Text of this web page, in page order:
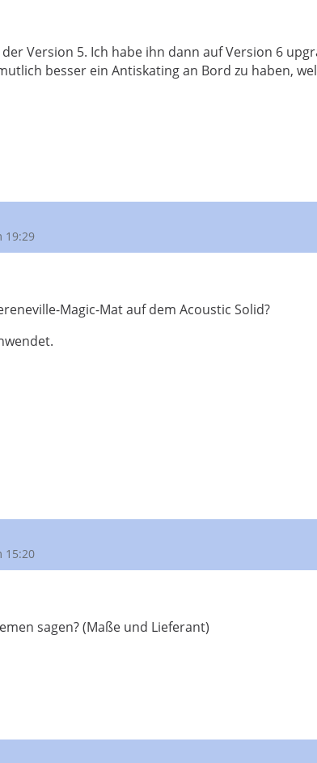
Version 5. Ich habe ihn dann auf Version 6
besser ein Antiskating an Bord zu haben,
19:29
Magic-Mat auf dem Acoustic Solid?
15:20
sagen? (Maße und Lieferant)